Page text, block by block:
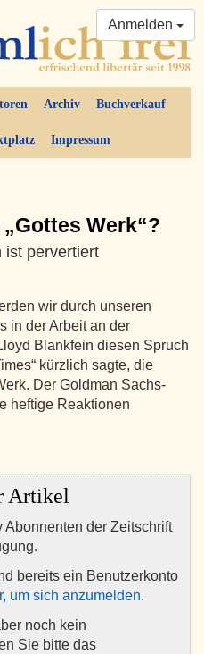
Archiv Buchverkauf
Impressum
Anmelden
Werk“?
ist pervertiert
wir durch unseren
in der Arbeit an der
Blankfein diesen Spruch
kürzlich sagte, die
Der Goldman Sachs-
heftige Reaktionen
Artikel
Abonnenten der Zeitschrift
bereits ein Benutzerkonto
um sich anzumelden.
noch kein
Sie bitte das